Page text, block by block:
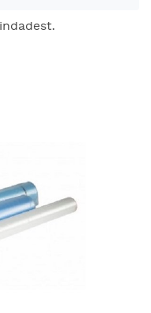
ja Tartu poodide